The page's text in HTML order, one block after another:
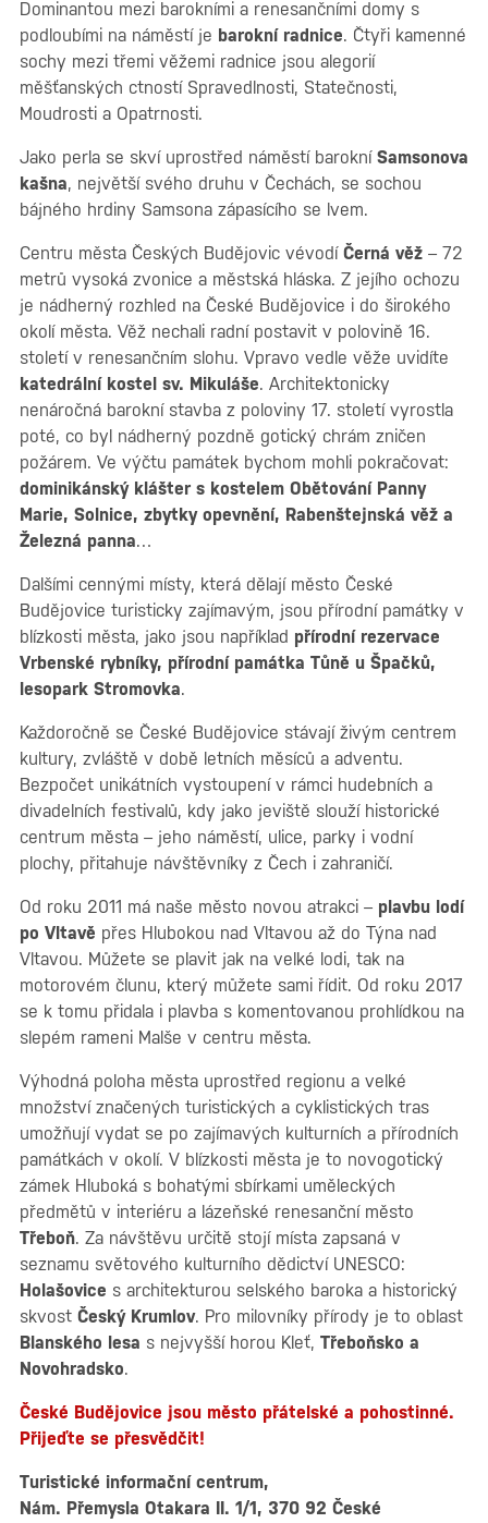
Dominantou mezi barokními a renesančními domy s
podloubími na náměstí je barokní radnice. Čtyři kamenné
sochy mezi třemi věžemi radnice jsou alegorií
měšťanských ctností Spravedlnosti, Statečnosti,
Moudrosti a Opatrnosti.
Jako perla se skví uprostřed náměstí barokní Samsonova
kašna, největší svého druhu v Čechách, se sochou
bájného hrdiny Samsona zápasícího se lvem.
Centru města Českých Budějovic vévodí Černá věž – 72
metrů vysoká zvonice a městská hláska. Z jejího ochozu
je nádherný rozhled na České Budějovice i do širokého
okolí města. Věž nechali radní postavit v polovině 16.
století v renesančním slohu. Vpravo vedle věže uvidíte
katedrální kostel sv. Mikuláše. Architektonicky
nenáročná barokní stavba z poloviny 17. století vyrostla
poté, co byl nádherný pozdně gotický chrám zničen
požárem. Ve výčtu památek bychom mohli pokračovat:
dominikánský klášter s kostelem Obětování Panny
Marie, Solnice, zbytky opevnění, Rabenštejnská věž a
Železná panna…
Dalšími cennými místy, která dělají město České
Budějovice turisticky zajímavým, jsou přírodní památky v
blízkosti města, jako jsou například přírodní rezervace
Vrbenské rybníky, přírodní památka Tůně u Špačků,
lesopark Stromovka.
Každoročně se České Budějovice stávají živým centrem
kultury, zvláště v době letních měsíců a adventu.
Bezpočet unikátních vystoupení v rámci hudebních a
divadelních festivalů, kdy jako jeviště slouží historické
centrum města – jeho náměstí, ulice, parky i vodní
plochy, přitahuje návštěvníky z Čech i zahraničí.
Od roku 2011 má naše město novou atrakci – plavbu lodí
po Vltavě přes Hlubokou nad Vltavou až do Týna nad
Vltavou. Můžete se plavit jak na velké lodi, tak na
motorovém člunu, který můžete sami řídit. Od roku 2017
se k tomu přidala i plavba s komentovanou prohlídkou na
slepém rameni Malše v centru města.
Výhodná poloha města uprostřed regionu a velké
množství značených turistických a cyklistických tras
umožňují vydat se po zajímavých kulturních a přírodních
památkách v okolí. V blízkosti města je to novogotický
zámek Hluboká s bohatými sbírkami uměleckých
předmětů v interiéru a lázeňské renesanční město
Třeboň. Za návštěvu určitě stojí místa zapsaná v
seznamu světového kulturního dědictví UNESCO:
Holašovice s architekturou selského baroka a historický
skvost Český Krumlov. Pro milovníky přírody je to oblast
Blanského lesa s nejvyšší horou Kleť, Třeboňsko a
Novohradsko.
České Budějovice jsou město přátelské a pohostinné.
Přijeďte se přesvědčit!
Turistické informační centrum,
Nám. Přemysla Otakara II. 1/1, 370 92 České